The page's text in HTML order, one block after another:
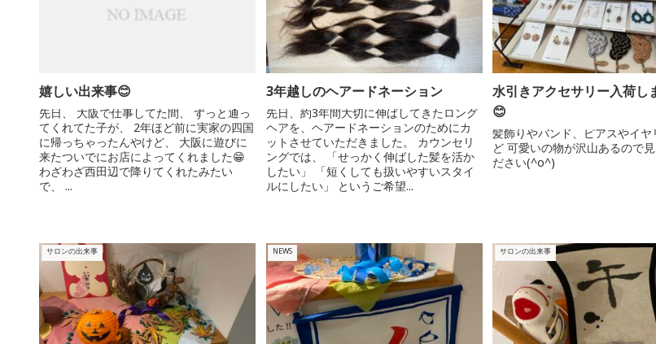
なる明るく楽し
い夫婦二人がお
迎えします。
嬉しい出来事😊
先日、 大阪で仕事してた間、 ずっと通っ
てくれてた子が、 2年ほど前に実家の四国
に帰っちゃったんやけど、 大阪に遊びに
来たついでにお店によってくれました😁
わざわざ西田辺で降りてくれたみたい
で、 ...
3年越しのヘアードネーション
先日、約3年間大切に伸ばしてきたロング
ヘアを、ヘアードネーションのためにカ
ットさせていただきました。 カウンセリ
ングでは、 「せっかく伸ばした髪を活か
したい」 「短くしても扱いやすいスタイ
ルにしたい」 というご希望...
水引きアクセサリー入荷し
😊
髪飾りやバンド、ピアスやイ
ど 可愛いの物が沢山あるので
ださい(^o^)
サロンの出来事 NEWS サロンの出来事